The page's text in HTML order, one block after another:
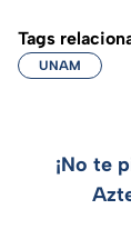
Tags
UNAM
¡No te